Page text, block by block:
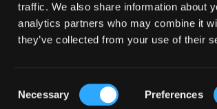
traffic. We also share information about
analytics partners who may combine it
they’ve collected from your use of their
Selection
Necessary Preferences